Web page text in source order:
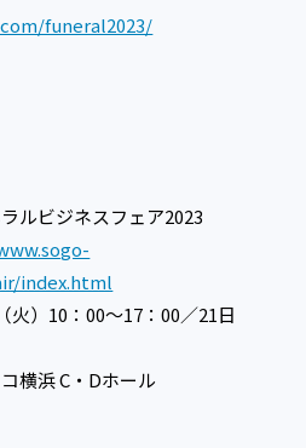
funeral2023/
ルビジネスフェア2023
index.html
10：00〜17：00／21日
C・Dホール